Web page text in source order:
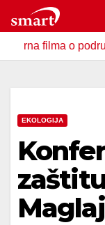
to
contento područjima
EKOLOGIJA
Maglaj